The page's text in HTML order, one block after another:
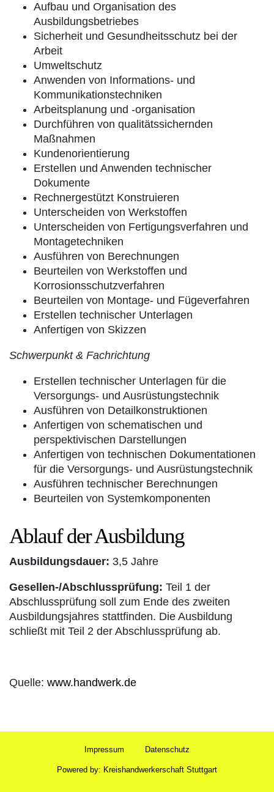
Aufbau und Organisation des
Ausbildungsbetriebes
Sicherheit und Gesundheitsschutz bei der
Arbeit
Umweltschutz
Anwenden von Informations- und
Kommunikationstechniken
Arbeitsplanung und -organisation
Durchführen von qualitätssichernden
Maßnahmen
Kundenorientierung
Erstellen und Anwenden technischer
Dokumente
Rechnergestützt Konstruieren
Unterscheiden von Werkstoffen
Unterscheiden von Fertigungsverfahren und
Montagetechniken
Ausführen von Berechnungen
Beurteilen von Werkstoffen und
Korrosionsschutzverfahren
Beurteilen von Montage- und Fügeverfahren
Erstellen technischer Unterlagen
Anfertigen von Skizzen
Schwerpunkt & Fachrichtung
Erstellen technischer Unterlagen für die
Versorgungs- und Ausrüstungstechnik
Ausführen von Detailkonstruktionen
Anfertigen von schematischen und
perspektivischen Darstellungen
Anfertigen von technischen Dokumentationen
für die Versorgungs- und Ausrüstungstechnik
Ausführen technischer Berechnungen
Beurteilen von Systemkomponenten
Ablauf der Ausbildung
Ausbildungsdauer: 3,5 Jahre
Gesellen-/Abschlussprüfung: Teil 1 der
Abschlussprüfung soll zum Ende des zweiten
Ausbildungsjahres stattfinden. Die Ausbildung
schließt mit Teil 2 der Abschlussprüfung ab.
Quelle: www.handwerk.de
Impressum Datenschutz
Powered by: Kreis­hand­werker­schaft Stuttgart